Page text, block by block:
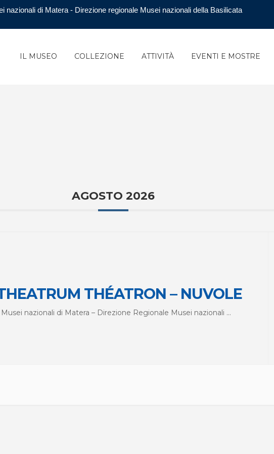
nazionali di Matera - Direzione regionale Musei nazionali della Basilicata
IL MUSEO COLLEZIONE ATTIVITÀ EVENTI E MOSTRE
AGOSTO 2026
THÉATRON – NUVOLE
nazionali di Matera – Direzione Regionale Musei nazionali ...